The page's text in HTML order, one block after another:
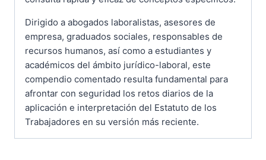
Dirigido a abogados laboralistas, asesores de
empresa, graduados sociales, responsables de
recursos humanos, así como a estudiantes y
académicos del ámbito jurídico-laboral, este
compendio comentado resulta fundamental para
afrontar con seguridad los retos diarios de la
aplicación e interpretación del Estatuto de los
Trabajadores en su versión más reciente.